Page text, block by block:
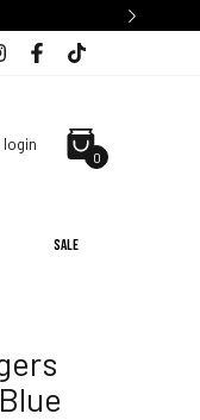
login
0
SALE